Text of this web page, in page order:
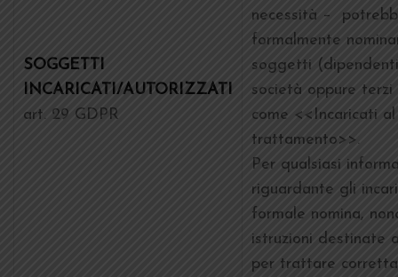
SOGGETTI
INCARICATI/AUTORIZZATI
art. 29 GDPR
necessità –
formalmente
soggetti
società oppure
come <<Incaricati al
trattamento>>.
Per qualsiasi
riguardante gli
formale nomina,
istruzioni destinate
per trattare